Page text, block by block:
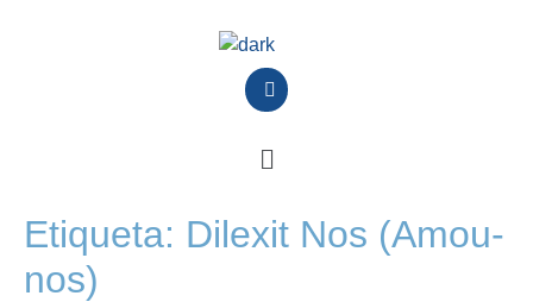
Etiqueta: Dilexit Nos (Amou-
nos)